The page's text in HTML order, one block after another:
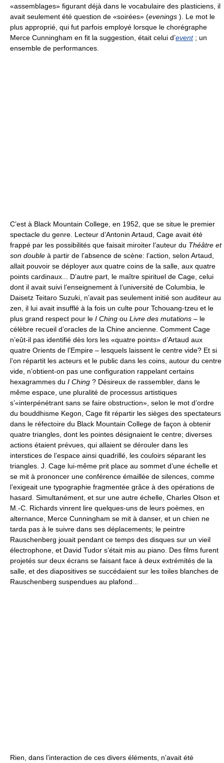
«assemblages» figurant déjà dans le vocabulaire des plasticiens, il
avait seulement été question de «soirées» (evenings ). Le mot le
plus approprié, qui fut parfois employé lorsque le chorégraphe
Merce Cunningham en fit la suggestion, était celui d’event; un
ensemble de performances.
C’est à Black Mountain College, en 1952, que se situe le premier
spectacle du genre. Lecteur d’Antonin Artaud, Cage avait été
frappé par les possibilités que faisait miroiter l’auteur du Théâtre et
son double à partir de l’absence de scène: l’action, selon Artaud,
allait pouvoir se déployer aux quatre coins de la salle, aux quatre
points cardinaux... D’autre part, le maître spirituel de Cage, celui
dont il avait suivi l’enseignement à l’université de Columbia, le
Daisetz Teitaro Suzuki, n’avait pas seulement initié son auditeur au
zen, il lui avait insufflé à la fois un culte pour Tchouang-tzeu et le
plus grand respect pour le I Ching ou Livre des mutations – le
célèbre recueil d’oracles de la Chine ancienne. Comment Cage
n’eût-il pas identifié dès lors les «quatre points» d’Artaud aux
quatre Orients de l’Empire – lesquels laissent le centre vide? Et si
l’on répartit les acteurs et le public dans les coins, autour du centre
vide, n’obtient-on pas une configuration rappelant certains
hexagrammes du I Ching ? Désireux de rassembler, dans le
même espace, une pluralité de processus artistiques
s’«interpénétrant sans se faire obstruction», selon le mot d’ordre
du bouddhisme Kegon, Cage fit répartir les sièges des spectateurs
dans le réfectoire du Black Mountain College de façon à obtenir
quatre triangles, dont les pointes désignaient le centre; diverses
actions étaient prévues, qui allaient se dérouler dans les
interstices de l’espace ainsi quadrillé, les couloirs séparant les
triangles. J. Cage lui-même prit place au sommet d’une échelle et
se mit à prononcer une conférence émaillée de silences, comme
l’exigeait une typographie fragmentée grâce à des opérations de
hasard. Simultanément, et sur une autre échelle, Charles Olson et
M.-C. Richards vinrent lire quelques-uns de leurs poèmes, en
alternance, Merce Cunningham se mit à danser, et un chien ne
tarda pas à le suivre dans ses déplacements; le peintre
Rauschenberg jouait pendant ce temps des disques sur un vieil
électrophone, et David Tudor s’était mis au piano. Des films furent
projetés sur deux écrans se faisant face à deux extrémités de la
salle, et des diapositives se succédaient sur les toiles blanches de
Rauschenberg suspendues au plafond...
Rien, dans l’interaction de ces divers éléments, n’avait été